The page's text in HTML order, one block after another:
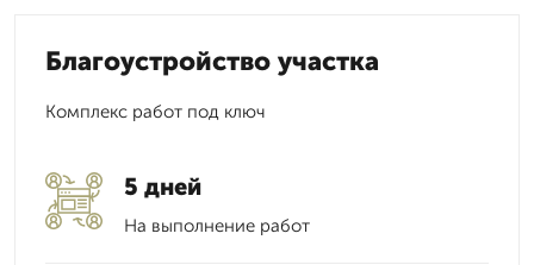
Благоустройство участка
Комплекс работ под ключ
5 дней
На выполнение работ